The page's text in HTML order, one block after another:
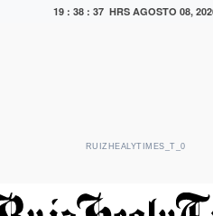
19 : 38 : 38 HRS AGOSTO 08,
RUIZHEALYTIMES_T_0